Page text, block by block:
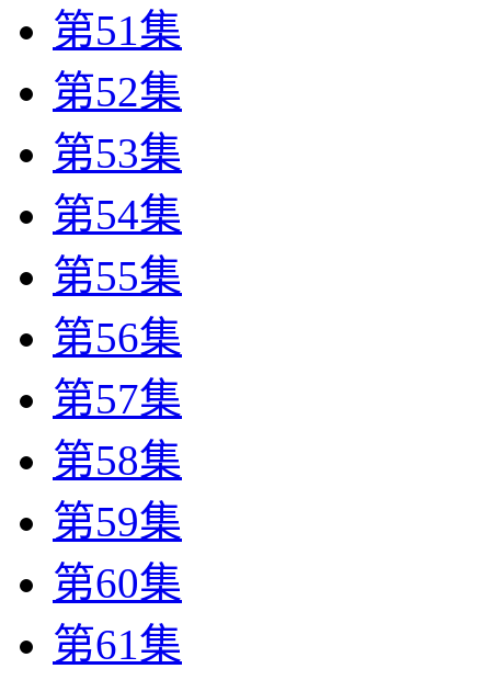
第51集
第52集
第53集
第54集
第55集
第56集
第57集
第58集
第59集
第60集
第61集